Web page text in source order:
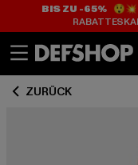
BIS ZU -65%😲💥
ZURÜCK